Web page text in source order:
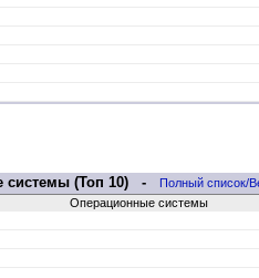
системы (Топ 10) -
Полный список/
Операционные системы